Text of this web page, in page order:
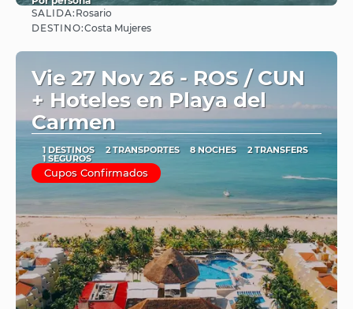
SALIDA: Rosario
DESTINO:Costa Mujeres
Vie 27 Nov 26 - ROS / CUN
+ Hoteles en Playa del
Carmen
1 DESTINOS 2 TRANSPORTES 8 NOCHES 2 TRANSFERS
1 SEGUROS
Cupos Confirmados